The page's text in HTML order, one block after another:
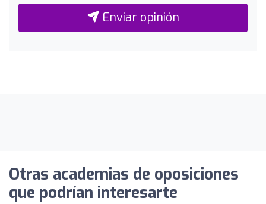
Enviar opinión
Otras academias de oposiciones
que podrían interesarte